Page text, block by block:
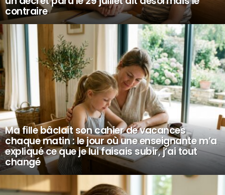
contraire
Ma fille bâclait son cahier de vacances
chaque matin : le jour où une enseignante m’a
expliqué ce que je lui faisais subir, j’ai tout
changé